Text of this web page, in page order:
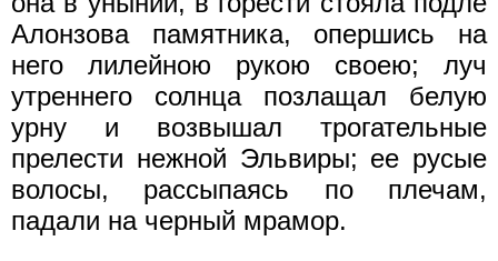
Алонзова памятника, опершись на
него лилейною рукою своею; луч
утреннего солнца позлащал белую
урну и возвышал трогательные
прелести нежной Эльвиры; ее русые
волосы, рассыпаясь по плечам,
падали на черный мрамор.